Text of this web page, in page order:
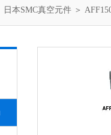
日本SMC真空元件 ＞